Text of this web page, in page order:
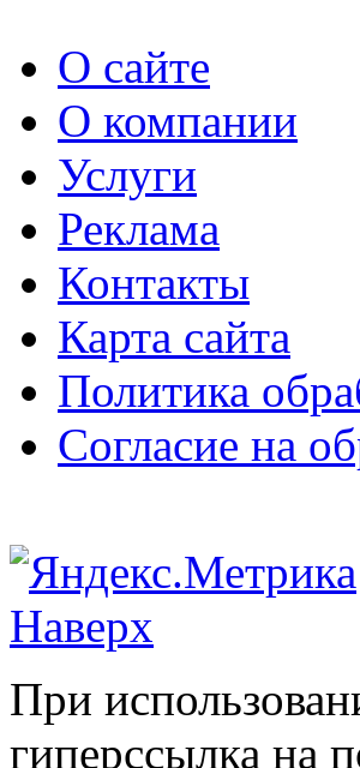
О сайте
О компании
Услуги
Реклама
Контакты
Карта сайта
Политика
Согласие на
Наверх
При
гиперссылка на